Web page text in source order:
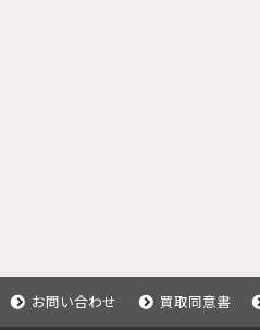
お問い合わせ 買取同意書